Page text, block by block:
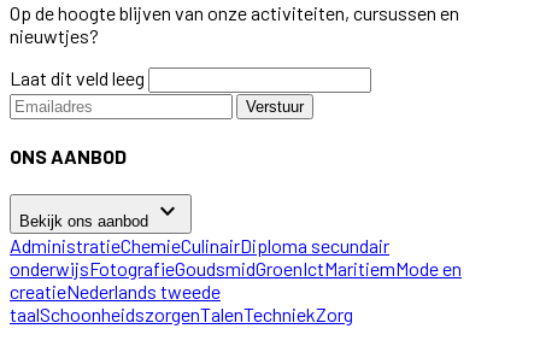
Op de hoogte blijven van onze activiteiten, cursussen en
nieuwtjes?
Laat dit veld leeg
Verstuur
ONS AANBOD
Bekijk ons aanbod keyboard_arrow_down
AdministratieChemieCulinairDiploma secundair
onderwijsFotografieGoudsmidGroenIctMaritiemMode en
creatieNederlands tweede
taalSchoonheidszorgenTalenTechniekZorg